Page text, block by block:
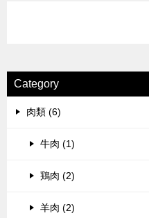
Category
肉類 (6)
牛肉 (1)
鶏肉 (2)
羊肉 (2)